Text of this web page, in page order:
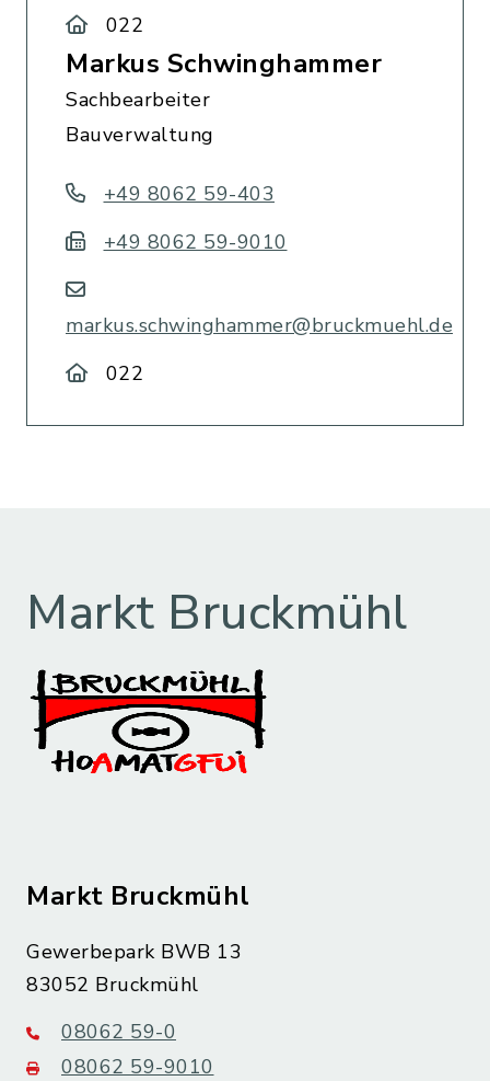
022
Markus Schwinghammer
Sachbearbeiter
Bauverwaltung
+49 8062 59-403
+49 8062 59-9010
markus.schwinghammer@bruckmuehl.de
022
Markt Bruckmühl
Markt Bruckmühl
Gewerbepark BWB 13
83052 Bruckmühl
08062 59-0
08062 59-9010